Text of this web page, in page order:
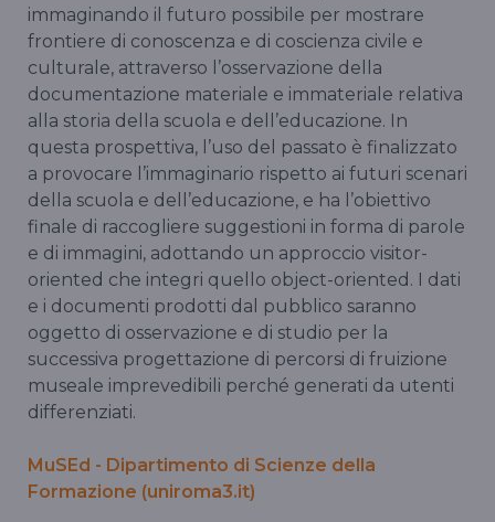
immaginando il futuro possibile per mostrare
frontiere di conoscenza e di coscienza civile e
culturale, attraverso l’osservazione della
documentazione materiale e immateriale relativa
alla storia della scuola e dell’educazione. In
questa prospettiva, l’uso del passato è finalizzato
a provocare l’immaginario rispetto ai futuri scenari
della scuola e dell’educazione, e ha l’obiettivo
finale di raccogliere suggestioni in forma di parole
e di immagini, adottando un approccio visitor-
oriented che integri quello object-oriented. I dati
e i documenti prodotti dal pubblico saranno
oggetto di osservazione e di studio per la
successiva progettazione di percorsi di fruizione
museale imprevedibili perché generati da utenti
differenziati.
MuSEd - Dipartimento di Scienze della
Formazione (uniroma3.it)